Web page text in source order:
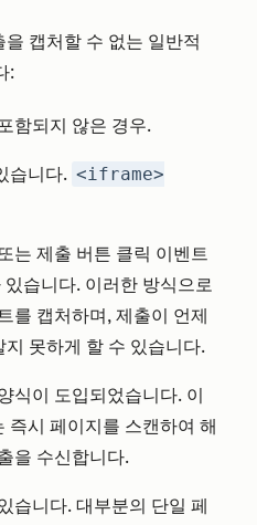
캡처할 수 없는 일반적
:
함되지 않은 경우.
습니다. <iframe>
는 제출 버튼 클릭 이벤트
습니다. 이러한 방식으로
를 캡처하며, 제출이 언제
못하게 할 수 있습니다.
식이 도입되었습니다. 이
즉시 페이지를 스캔하여 해
을 수신합니다.
습니다. 대부분의 단일 페